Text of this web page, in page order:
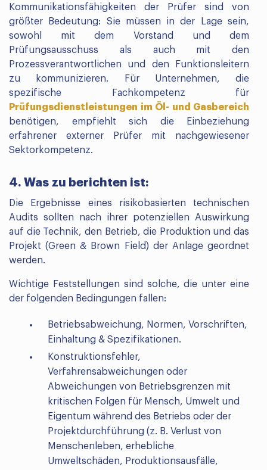
Kommunikationsfähigkeiten der Prüfer sind von
größter Bedeutung: Sie müssen in der Lage sein,
sowohl mit dem Vorstand und dem
Prüfungsausschuss als auch mit den
Prozessverantwortlichen und den Funktionsleitern
zu kommunizieren. Für Unternehmen, die
spezifische Fachkompetenz für
Prüfungsdienstleistungen im Öl- und Gasbereich
benötigen, empfiehlt sich die Einbeziehung
erfahrener externer Prüfer mit nachgewiesener
Sektorkompetenz.
4. Was zu berichten ist:
Die Ergebnisse eines risikobasierten technischen
Audits sollten nach ihrer potenziellen Auswirkung
auf die Technik, den Betrieb, die Produktion und das
Projekt (Green & Brown Field) der Anlage geordnet
werden.
Wichtige Feststellungen sind solche, die unter eine
der folgenden Bedingungen fallen:
Betriebsabweichung, Normen, Vorschriften,
Einhaltung & Spezifikationen.
Konstruktionsfehler,
Verfahrensabweichungen oder
Abweichungen von Betriebsgrenzen mit
kritischen Folgen für Mensch, Umwelt und
Eigentum während des Betriebs oder der
Projektdurchführung (z. B. Verlust von
Menschenleben, erhebliche
Umweltschäden, Produktionsausfälle,